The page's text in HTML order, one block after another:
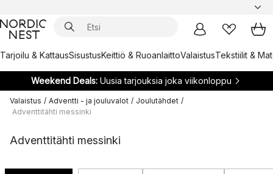
Tarjoilu & KattausSisustusKeittiö & RuoanlaittoValaistusTekstiilit &
Weekend Deals:Uusia tarjouksia joka viikonloppu
Valaistus / Adventti - ja jouluvalot / Joulutähdet /
Adventtitähti messinki
Adventtitähti messinki